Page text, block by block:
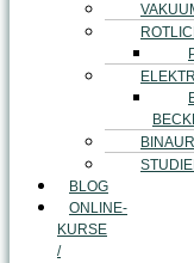
BLOG
ONLINE-
KURSE
/